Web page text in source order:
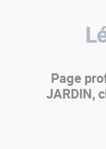
Page
JARDIN,